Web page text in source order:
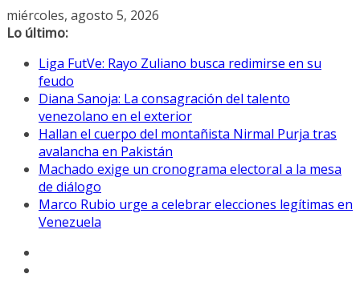
Saltar
al
miércoles, agosto 5, 2026
Lo último:
Liga FutVe: Rayo Zuliano busca redimirse en su
feudo
Diana Sanoja: La consagración del talento
venezolano en el exterior
Hallan el cuerpo del montañista Nirmal Purja tras
avalancha en Pakistán
Machado exige un cronograma electoral a la mesa
de diálogo
Marco Rubio urge a celebrar elecciones legítimas en
Venezuela